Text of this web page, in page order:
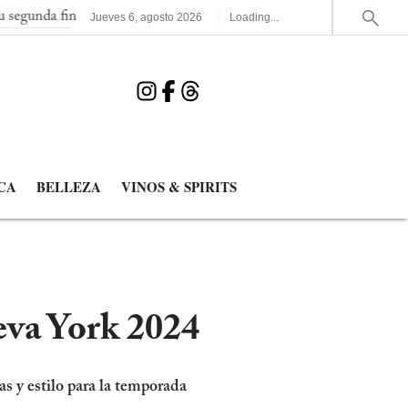
del Mundial España elimina a Francia y jugará la
Jueves 6,agosto 2026 Loading...
BELLEZA VINOS & SPIRITS
York 2024
y estilo para la temporada